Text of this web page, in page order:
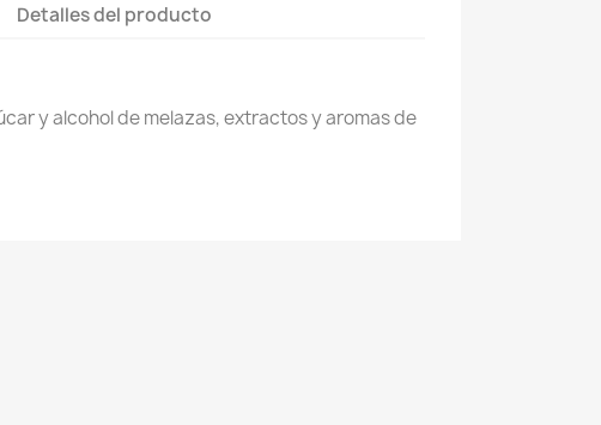
Detalles del producto
y alcohol de melazas, extractos y aromas de